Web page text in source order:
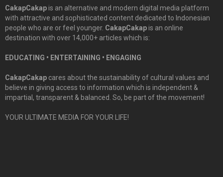
CakapCakapis an alternative and modern digital media platform
with attractive and sophisticated content dedicated to Indonesian
people who are or feel younger. CakapCakapis an online
destination with over 14,000+ articles which is:
EDUCATING • ENTERTAINING • ENGAGING
CakapCakap cares about the sustainability of cultural values and
believe in giving access to information which is independent &
impartial, transparent & balanced. So, be part of the movement!
YOUR ULTIMATE MEDIA FOR YOUR LIFE!